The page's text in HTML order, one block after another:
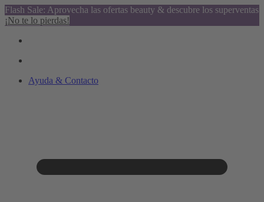
Flash Sale: Aprovecha las ofertas beauty & descubre los superventas
¡No te lo pierdas!
Ayuda & Contacto